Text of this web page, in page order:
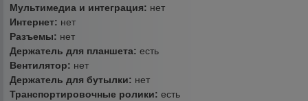
Мультимедиа и интеграция: нет
Интернет: нет
Разъемы: нет
Держатель для планшета:есть
Вентилятор: нет
Держатель для бутылки: нет
Транспортировочные ролики:есть